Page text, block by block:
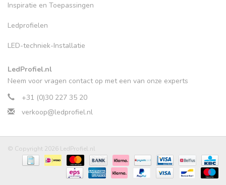
Inspiratie en Toepassingen
Ledprofielen
LED-techniek-Installatie
LedProfiel.nl
Neem voor vragen contact op met een van onze experts
+31 (0)30 227 35 20
verkoop@ledprofiel.nl
© Copyright 2026 LedProfiel.nl